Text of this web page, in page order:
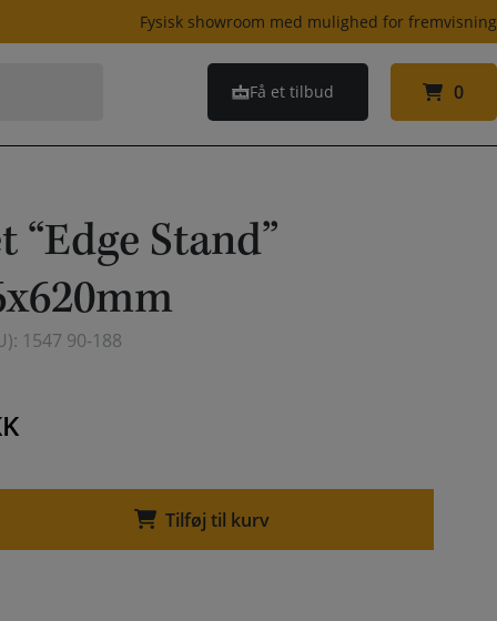
Fysisk showroom med mulighed for fremvisning
Få et tilbud 0
0
“Edge Stand”
1547 90-188
Tilføj til kurv